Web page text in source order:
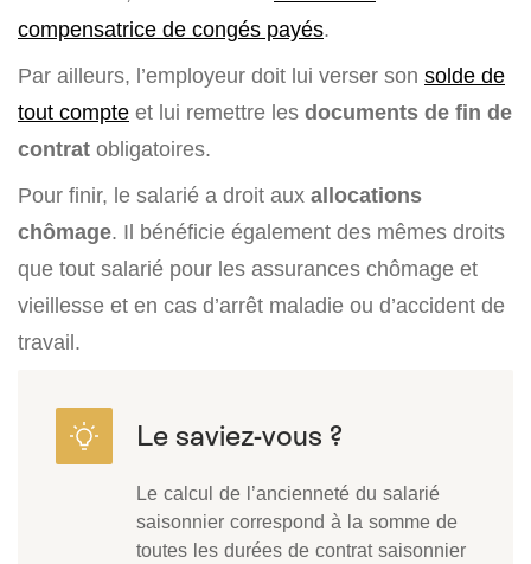
compensatrice de congés payés.
Par ailleurs, l’employeur doit lui verser son solde de
tout compte et lui remettre les documents de fin de
contrat obligatoires.
Pour finir, le salarié a droit aux allocations
chômage. Il bénéficie également des mêmes droits
que tout salarié pour les assurances chômage et
vieillesse et en cas d’arrêt maladie ou d’accident de
travail.
Le calcul de l’ancienneté du salarié
saisonnier correspond à la somme de
toutes les durées de contrat saisonnier